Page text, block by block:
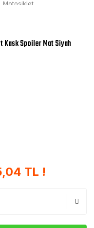
Kask Spoiler Mat Siyah
TL !